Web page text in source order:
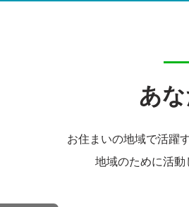
あ
お住まいの地域で活躍
地域のために活